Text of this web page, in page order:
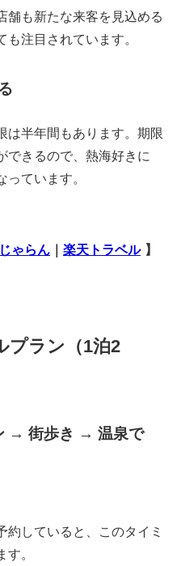
舗も新たな来客を見込める
注目されています。
は半年間もあります。期限
できるので、熱海好きに
っています。
じゃらん 楽天トラベル 】
プラン（1泊2
→ 街歩き → 温泉で
約していると、このタイミ
す。